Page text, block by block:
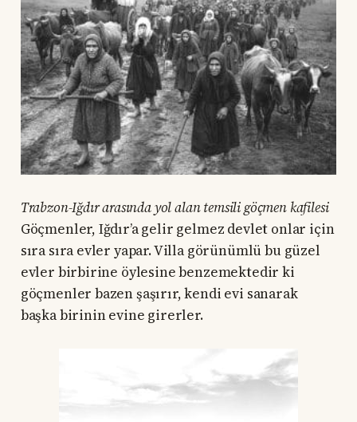
Trabzon-Iğdır arasında yol alan temsili göçmen kafilesi
Göçmenler, Iğdır’a gelir gelmez devlet onlar için
sıra sıra evler yapar. Villa görünümlü bu güzel
evler birbirine öylesine benzemektedir ki
göçmenler bazen şaşırır, kendi evi sanarak
başka birinin evine girerler.